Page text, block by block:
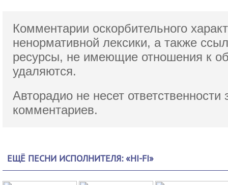
Комментарии оскорбительного
ненормативной лексики, а также
ресурсы, не имеющие отношения к
удаляются.
Авторадио не несет ответственности
комментариев.
ЕЩЁ ПЕСНИ ИСПОЛНИТЕЛЯ: «HI-FI»